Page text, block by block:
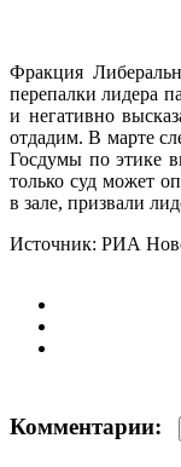
Фракция
перепалки лидера
и негативно
отдадим. В марте
Госдумы по этике
только суд может
в зале, призвали
Источник: РИА
Комментарии: